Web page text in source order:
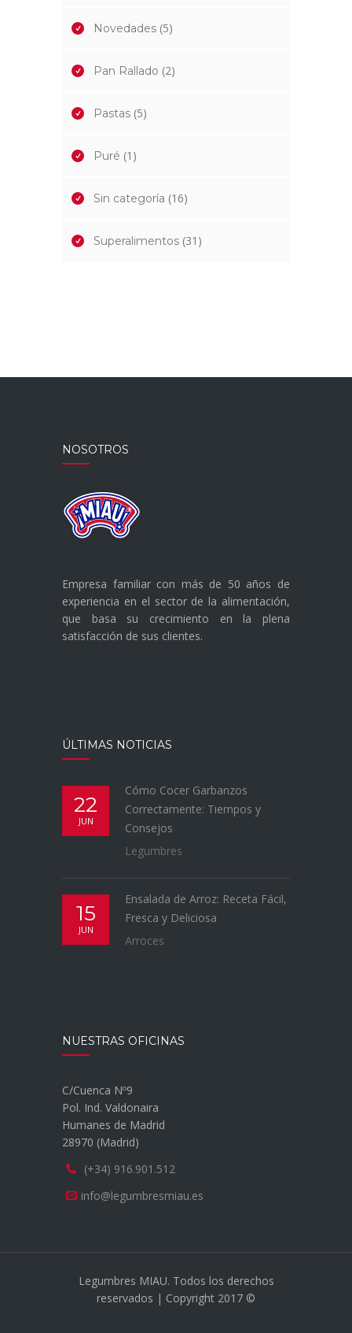
Novedades (5)
Pan Rallado (2)
Pastas (5)
Puré (1)
Sin categoría (16)
Superalimentos (31)
NOSOTROS
Empresa familiar con más de 50 años de
experiencia en el sector de la alimentación,
que basa su crecimiento en la plena
satisfacción de sus clientes.
ÚLTIMAS NOTICIAS
22
JUN
Cómo Cocer Garbanzos
Correctamente: Tiempos y
Consejos
Legumbres
15
JUN
Ensalada de Arroz: Receta Fácil,
Fresca y Deliciosa
Arroces
NUESTRAS OFICINAS
C/Cuenca Nº9
Pol. Ind. Valdonaira
Humanes de Madrid
28970 (Madrid)
(+34) 916.901.512
info@legumbresmiau.es
Legumbres MIAU. Todos los derechos
reservados | Copyright 2017 ©